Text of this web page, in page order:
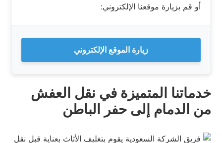
أو قم بزيارة موقعنا الإلكتروني:
زيارة الموقع الإلكتروني
خدماتنا المتميزة في نقل العفش
من الدمام إلى حفر الباطن